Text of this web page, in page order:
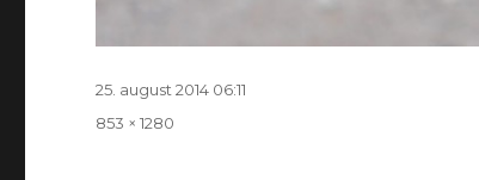
Postitatud
25. august 2014 06:11
Täissuurus
853 × 1280